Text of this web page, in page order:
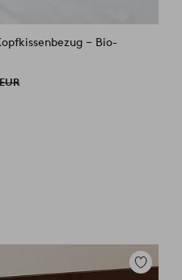
‒ Bio-
Zu